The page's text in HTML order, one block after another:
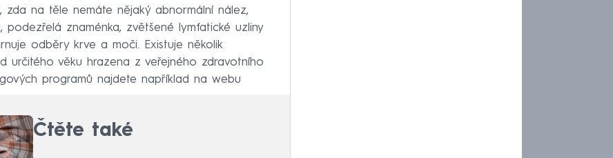
zda na těle nemáte nějaký abnormální nález,
znaménka, zvětšené lymfatické uzliny
odběry krve a moči. Existuje několik
určitého věku hrazena z veřejného zdravotního
programů najdete například na webu
Čtěte také